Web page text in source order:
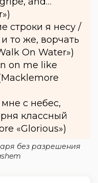
строки я несу /
то же, ворчать
On Water»)
on me like
с небес,
классный
«Glorious»)
без разрешения